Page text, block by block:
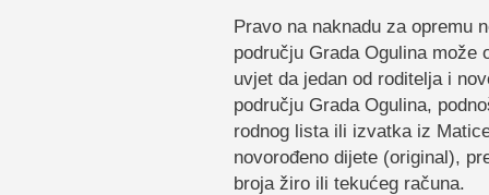
Pravo na naknadu za opremu
području Grada Ogulina može
uvjet da jedan od roditelja i
području Grada Ogulina,
rodnog lista ili izvatka iz
novorođeno dijete (original),
broja žiro ili tekućeg računa.